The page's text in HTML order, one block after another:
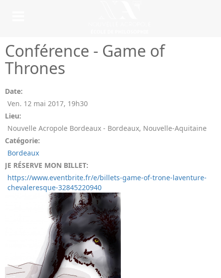
Conférence - Game of
Thrones
Date:
Ven. 12 mai 2017, 19h30
Lieu:
Nouvelle Acropole Bordeaux - Bordeaux, Nouvelle-Aquitaine
Catégorie:
Bordeaux
JE RÉSERVE MON BILLET:
https://www.eventbrite.fr/e/billets-game-of-trone-laventure-
chevaleresque-32845220940